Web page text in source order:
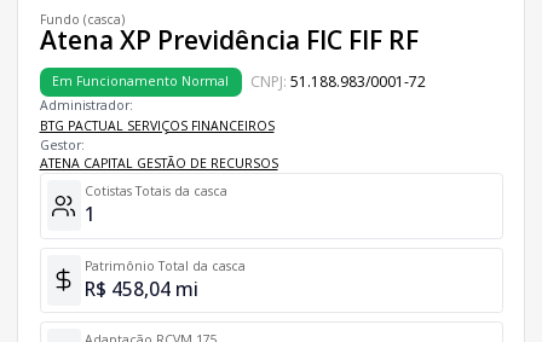
Fundo (casca)
Atena XP Previdência FIC FIF RF
Em Funcionamento Normal CNPJ: 51.188.983/0001-72
Administrador:
BTG PACTUAL SERVIÇOS FINANCEIROS
Gestor:
ATENA CAPITAL GESTÃO DE RECURSOS
Cotistas Totais da casca
1
Patrimônio Total da casca
R$ 458,04 mi